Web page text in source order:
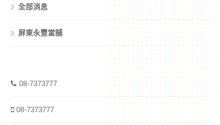
全部消息
屏東永豐當舖
08-7373777
08-7373777